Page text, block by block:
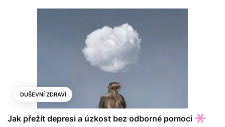
DUŠEVNÍ ZDRAVÍ
Jak přežít depresi a úzkost bez odborné pomoci